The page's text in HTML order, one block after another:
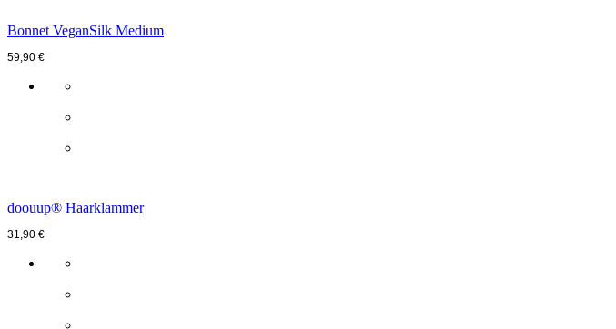
Font Family
Reset
restore all settings to the default values
Close Modal Dialog
End of dialog window.
Bonnet VeganSilk Medium
59,90 €
doouup® Haarklammer
31,90 €